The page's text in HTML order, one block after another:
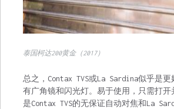
泰国柯达200黄金（2017）
总之，Contax TVS或La Sardina似乎是
有广角镜和闪光灯。易于使用，只需打开
是Contax TVS的无保证自动对焦和La